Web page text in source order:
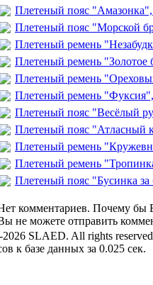
Плетеный пояс
Плетеный пояс "Морской
Плетеный ремень
Плетеный ремень "Золотое
Плетеный ремень
Плетеный ремень
Плетеный пояс "Весёлый
Плетеный пояс "Атласный
Плетеный ремень
Плетеный ремень
Плетеный пояс "Бусинка
комментариев. Почему бы
не можете отправить
SLAED. All rights
к базе данных за 0.025 сек.